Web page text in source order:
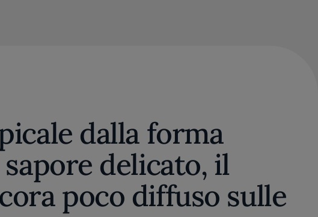
dalla forma
delicato, il
poco diffuso sulle